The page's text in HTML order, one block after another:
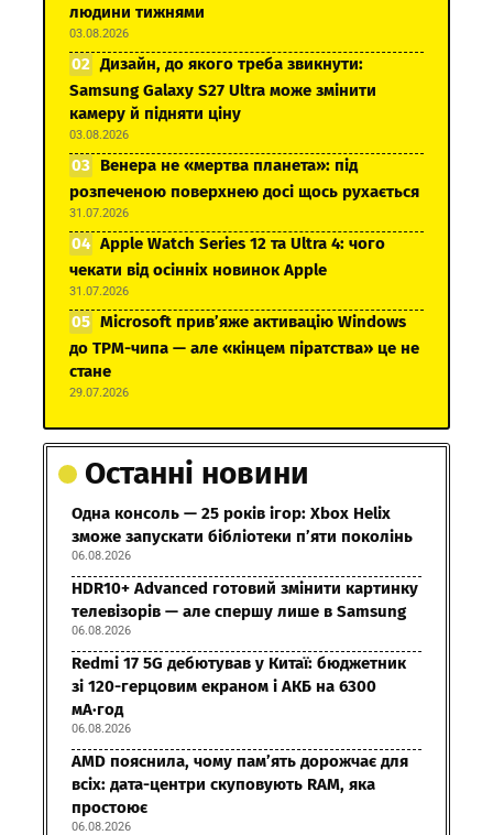
людини тижнями
03.08.2026
Дизайн, до якого треба звикнути:
Samsung Galaxy S27 Ultra може змінити
камеру й підняти ціну
03.08.2026
Венера не «мертва планета»: під
розпеченою поверхнею досі щось рухається
31.07.2026
Apple Watch Series 12 та Ultra 4: чого
чекати від осінніх новинок Apple
31.07.2026
Microsoft прив’яже активацію Windows
до TPM-чипа — але «кінцем піратства» це не
стане
29.07.2026
Останні новини
Одна консоль — 25 років ігор: Xbox Helix
зможе запускати бібліотеки п’яти поколінь
06.08.2026
HDR10+ Advanced готовий змінити картинку
телевізорів — але спершу лише в Samsung
06.08.2026
Redmi 17 5G дебютував у Китаї: бюджетник
зі 120-герцовим екраном і АКБ на 6300
мА·год
06.08.2026
AMD пояснила, чому пам’ять дорожчає для
всіх: дата-центри скуповують RAM, яка
простоює
06.08.2026